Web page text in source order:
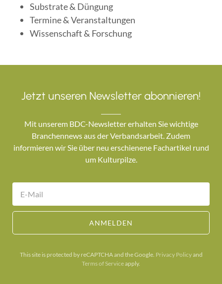
Substrate & Düngung
Termine & Veranstaltungen
Wissenschaft & Forschung
Jetzt unseren Newsletter abonnieren!
Mit unserem BDC-Newsletter erhalten Sie wichtige
Branchennews aus der Verbandsarbeit. Zudem
informieren wir Sie über neu erschienene Fachartikel rund
um Kulturpilze.
ANMELDEN
This site is protected by reCAPTCHA and the Google. Privacy Policyand
Terms of Serviceapply.